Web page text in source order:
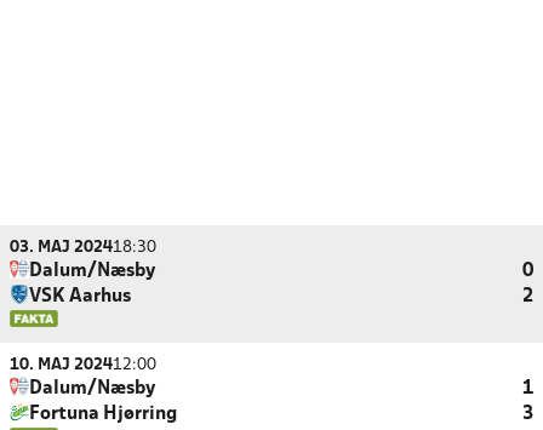
03. MAJ 202418:30
Dalum/Næsby
0
VSK Aarhus
2
10. MAJ 202412:00
Dalum/Næsby
1
Fortuna Hjørring
3